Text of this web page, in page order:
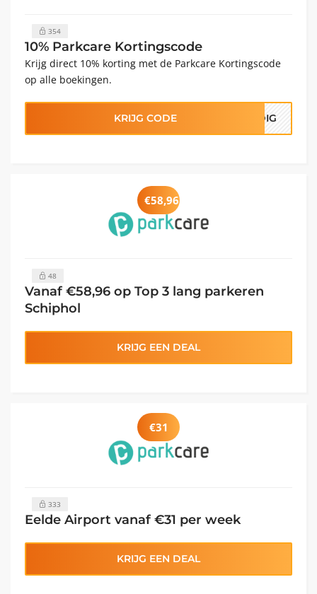
354
10% Parkcare Kortingscode
Krijg direct 10% korting met de Parkcare Kortingscode
op alle boekingen.
KRIJG CODE ODIG
€58,96
48
Vanaf €58,96 op Top 3 lang parkeren
Schiphol
KRIJG EEN DEAL
€31
333
Eelde Airport vanaf €31 per week
KRIJG EEN DEAL